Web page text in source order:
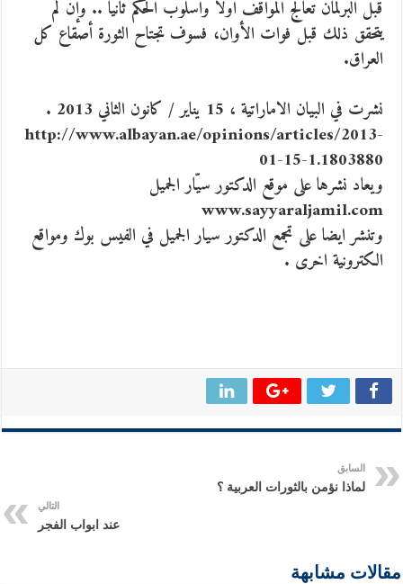
قبل البرلمان تعالج المواقف اولا واسلوب الحكم ثانيا .. وإن لم
يتحقق ذلك قبل فوات الأوان، فسوف تجتاح الثورة أصقاع كل
العراق.
نشرت في البيان الاماراتية ، 15 يناير / كانون الثاني 2013 .
http://www.albayan.ae/opinions/articles/2013-
01-15-1.1803880
ويعاد نشرها على موقع الدكتور سيّار الجميل
www.sayyaraljamil.com
وتنشر ايضا على تجمع الدكتور سيار الجميل في الفيس بوك ومواقع
الكترونية اخرى .
السابق
لماذا نؤمن بالثورات العربية ؟
التالي
عند ابواب الفجر
مقالات مشابهة